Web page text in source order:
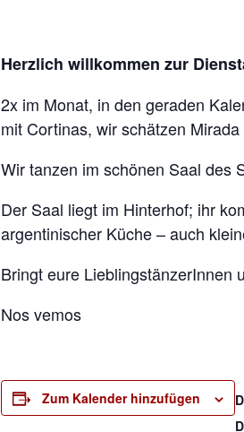
Herzlich willkommen zur
2x im Monat, in den geraden
mit Cortinas, wir schätzen
Wir tanzen im schönen Saal des
Der Saal liegt im Hinterhof; ihr
argentinischer Küche – auch
Bringt eure LieblingstänzerInnen
Nos vemos
Zum Kalender hinzufügen